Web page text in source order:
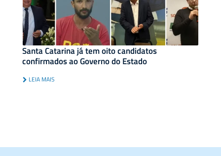
Santa Catarina já tem oito candidatos
confirmados ao Governo do Estado
LEIA MAIS